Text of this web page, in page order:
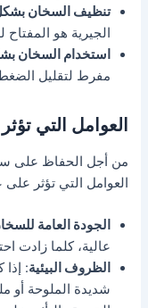
تنظيف السخان
الجيرية هو
استخدام السخان
مفرط لتقليل
العوامل التي
من أجل الحفاظ على
العوامل التي تؤثر
الجودة العامة
عالية، كلما زادت
الظروف البيئية:
شديدة الملوحة أو